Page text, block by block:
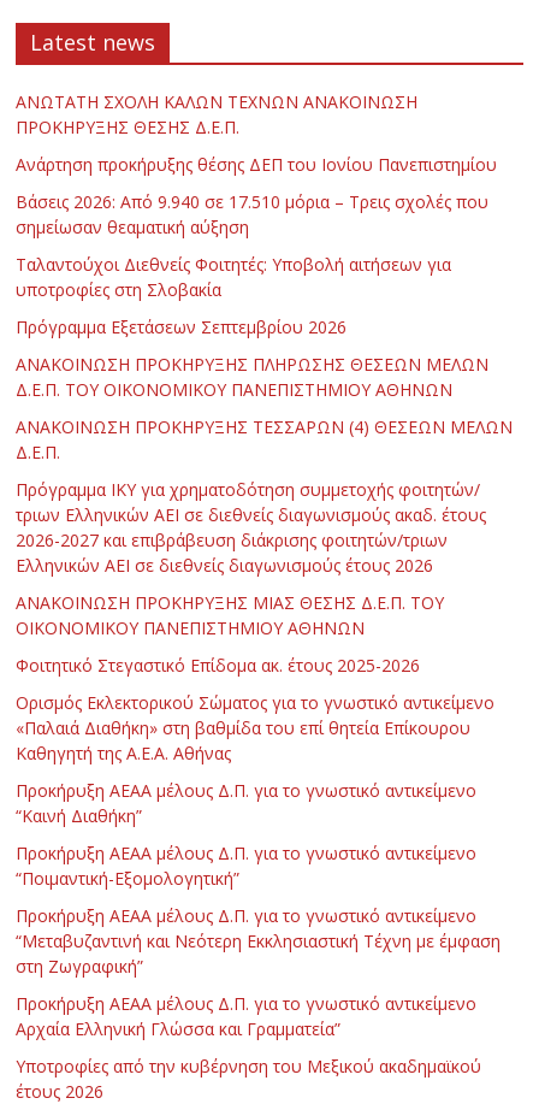
Latest news
ΑΝΩΤΑΤΗ ΣΧΟΛΗ ΚΑΛΩΝ ΤΕΧΝΩΝ ΑΝΑΚΟΙΝΩΣΗ
ΠΡΟΚΗΡΥΞΗΣ ΘΕΣΗΣ Δ.Ε.Π.
Ανάρτηση προκήρυξης θέσης ΔΕΠ του Ιονίου Πανεπιστημίου
Βάσεις 2026: Από 9.940 σε 17.510 μόρια – Τρεις σχολές που
σημείωσαν θεαματική αύξηση
Ταλαντούχοι Διεθνείς Φοιτητές: Υποβολή αιτήσεων για
υποτροφίες στη Σλοβακία
Πρόγραμμα Εξετάσεων Σεπτεμβρίου 2026
ΑΝΑΚΟΙΝΩΣΗ ΠΡΟΚΗΡΥΞΗΣ ΠΛΗΡΩΣΗΣ ΘΕΣΕΩΝ ΜΕΛΩΝ
Δ.Ε.Π. ΤΟΥ ΟΙΚΟΝΟΜΙΚΟΥ ΠΑΝΕΠΙΣΤΗΜΙΟΥ ΑΘΗΝΩΝ
ΑΝΑΚΟΙΝΩΣΗ ΠΡΟΚΗΡΥΞΗΣ ΤΕΣΣΑΡΩΝ (4) ΘΕΣΕΩΝ ΜΕΛΩΝ
Δ.Ε.Π.
Πρόγραμμα ΙΚΥ για χρηματοδότηση συμμετοχής φοιτητών/
τριων Ελληνικών ΑΕΙ σε διεθνείς διαγωνισμούς ακαδ. έτους
2026-2027 και επιβράβευση διάκρισης φοιτητών/τριων
Ελληνικών ΑΕΙ σε διεθνείς διαγωνισμούς έτους 2026
ΑΝΑΚΟΙΝΩΣΗ ΠΡΟΚΗΡΥΞΗΣ ΜΙΑΣ ΘΕΣΗΣ Δ.Ε.Π. ΤΟΥ
ΟΙΚΟΝΟΜΙΚΟΥ ΠΑΝΕΠΙΣΤΗΜΙΟΥ ΑΘΗΝΩΝ
Φοιτητικό Στεγαστικό Επίδομα ακ. έτους 2025-2026
Ορισμός Εκλεκτορικού Σώματος για το γνωστικό αντικείμενο
«Παλαιά Διαθήκη» στη βαθμίδα του επί θητεία Επίκουρου
Καθηγητή της Α.Ε.Α. Αθήνας
Προκήρυξη ΑΕΑΑ μέλους Δ.Π. για το γνωστικό αντικείμενο
“Καινή Διαθήκη”
Προκήρυξη ΑΕΑΑ μέλους Δ.Π. για το γνωστικό αντικείμενο
“Ποιμαντική-Εξομολογητική”
Προκήρυξη ΑΕΑΑ μέλους Δ.Π. για το γνωστικό αντικείμενο
“Μεταβυζαντινή και Νεότερη Εκκλησιαστική Τέχνη με έμφαση
στη Ζωγραφική”
Προκήρυξη ΑΕΑΑ μέλους Δ.Π. για το γνωστικό αντικείμενο
Αρχαία Ελληνική Γλώσσα και Γραμματεία”
Υποτροφίες από την κυβέρνηση του Μεξικού ακαδημαϊκού
έτους 2026